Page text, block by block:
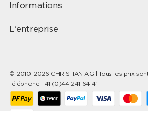
Informations
L'entreprise
© 2010-2026 CHRISTIAN AG | Tous les prix
Téléphone +41 (0)44 241 64 41